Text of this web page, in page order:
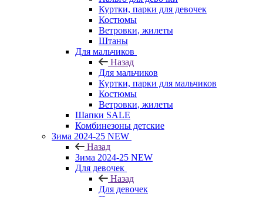
Куртки, парки для девочек
Костюмы
Ветровки, жилеты
Штаны
Для мальчиков
Назад
Для мальчиков
Куртки, парки для мальчиков
Костюмы
Ветровки, жилеты
Шапки SALE
Комбинезоны детские
Зима 2024-25 NEW
Назад
Зима 2024-25 NEW
Для девочек
Назад
Для девочек